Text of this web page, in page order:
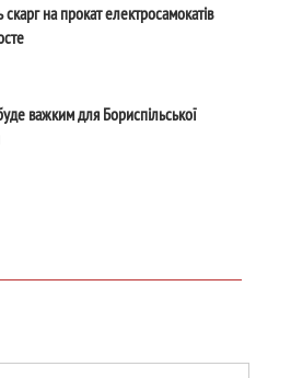
скарг на прокат електросамокатів
важким для Бориспільської